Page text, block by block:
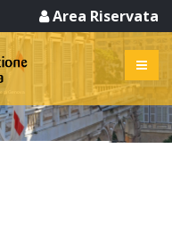
Area Riservata